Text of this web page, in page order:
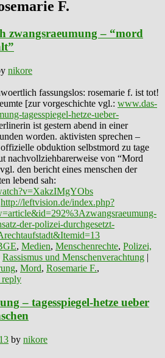
F.
zwangsraeumung – “mord
nikore
fassungslos: rosemarie f. ist tot!
[zur vorgeschichte vgl.: www.das-
tagesspiegel-hetze-ueber-
ist gestern abend in einer
worden. aktivisten sprechen –
obduktion selbstmord zu tage
nachvollziehbarerweise von “Mord
den bericht eines menschen der
lebend sah:
http://leftvision.de/index.php?
der-polizei-durchgesetzt-
, Medien, Menschenrechte, Polizei,
Rassismus und Menschenverachtung |
, Mord, Rosemarie F.,
reply
– tagesspiegel-hetze ueber
by nikore